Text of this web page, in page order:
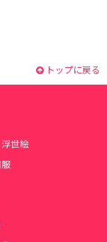
トップに戻る
世絵